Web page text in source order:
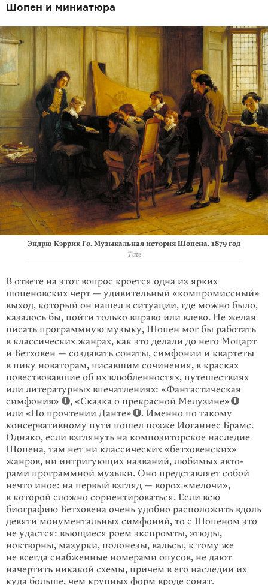
Шопен и миниатюра
Эндрю Кэррик Го. Музыкальная история Шопена. 1879 год
Tate
В ответе на этот вопрос кроется одна из ярких
шопеновских черт — удиви­тельный «компромиссный»
выход, который он нашел в ситуации, где можно было,
казалось бы, пойти только вправо или влево. Не желая
писать программ­ную музыку, Шопен мог бы работать
в классических жанрах, как это делали до него Моцарт
и Бетховен — создавать сонаты, симфонии и квартеты
в пику новаторам, писавшим сочинения, в красках
повествовавшие об их влюблен­ностях, путешествиях
или литературных впе­чатлениях: «Фантастическая
сим­фо­ния»
, «Сказка о прекрасной Мелузине»
или «По прочтении Данте»
. Именно по такому
консервативному пути пошел позже Иоганнес Брамс.
Однако, если взглянуть на композиторское наследие
Шопена, там нет ни клас­сических «бетховенских»
жанров, ни интригующих названий, любимых авто­
рами программной музыки. Оно представляет собой
нечто иное: на первый взгляд — ворох «мелочи»,
в которой сложно сориентироваться. Если всю
биографию Бетховена очень удобно расположить вдоль
девяти монументаль­ных симфоний, то с Шопеном это
не удастся: вьющиеся роем экспромты, этюды,
ноктюрны, мазурки, полонезы, вальсы, к тому же
не всегда снабженные номерами опусов, не дают
начертить никакой схемы, причем в его наследии их
куда больше, чем крупных форм вроде сонат.